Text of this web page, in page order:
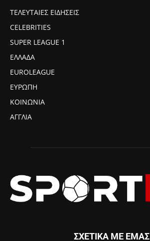
ΤΕΛΕΥΤΑΙΕΣ ΕΙΔΗΣΕΙΣ
CELEBRITIES
SUPER LEAGUE 1
ΕΛΛΑΔΑ
EUROLEAGUE
ΕΥΡΩΠΗ
ΚΟΙΝΩΝΙΑ
ΑΓΓΛΙΑ
ΣΧΕΤΙΚΑ ΜΕ ΕΜΑΣ